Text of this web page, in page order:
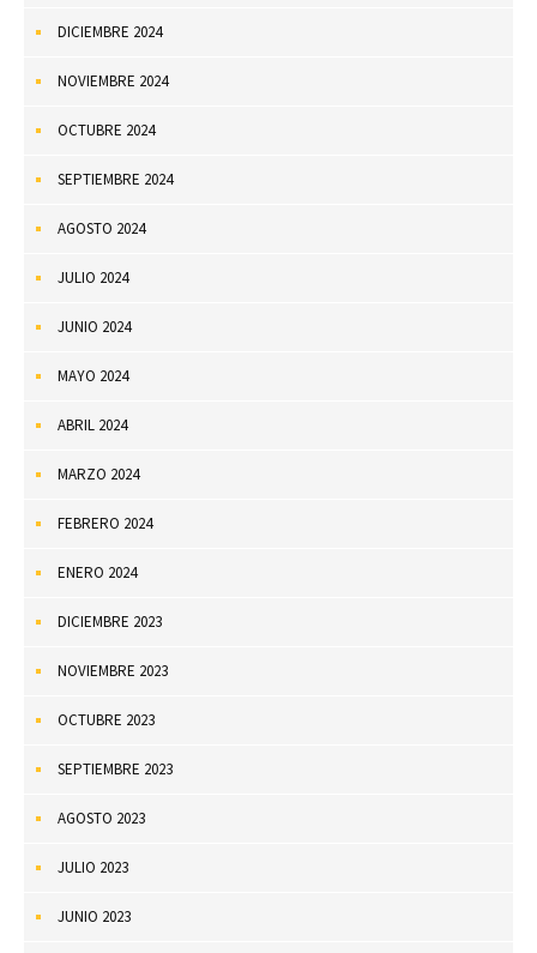
DICIEMBRE 2024
NOVIEMBRE 2024
OCTUBRE 2024
SEPTIEMBRE 2024
AGOSTO 2024
JULIO 2024
JUNIO 2024
MAYO 2024
ABRIL 2024
MARZO 2024
FEBRERO 2024
ENERO 2024
DICIEMBRE 2023
NOVIEMBRE 2023
OCTUBRE 2023
SEPTIEMBRE 2023
AGOSTO 2023
JULIO 2023
JUNIO 2023